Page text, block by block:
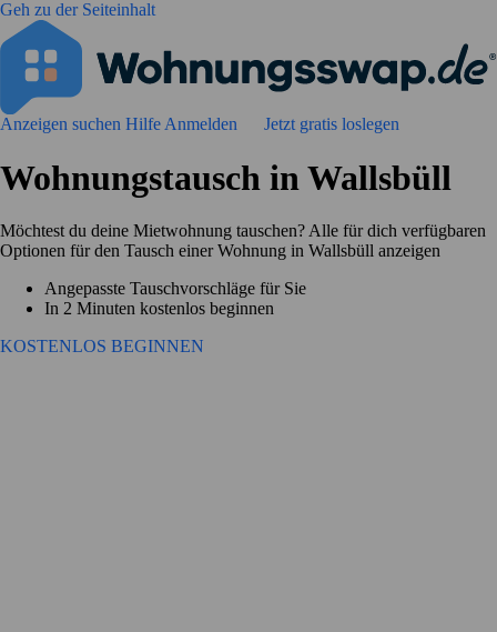
Geh zu der Seiteinhalt
Anzeigen suchen Hilfe Anmelden Jetzt gratis loslegen
Wohnungstausch in Wallsbüll
Möchtest du deine Mietwohnung tauschen? Alle für dich verfügbaren
Optionen für den Tausch einer Wohnung in Wallsbüll anzeigen
Angepasste Tauschvorschläge für Sie
In 2 Minuten kostenlos beginnen
KOSTENLOS BEGINNEN